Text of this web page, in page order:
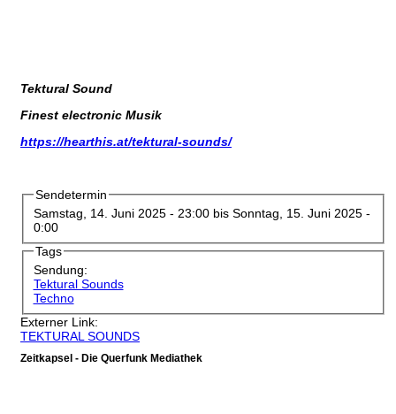
Tektural Sound
Finest electronic Musik
https://hearthis.at/tektural-sounds/
Sendetermin
Samstag, 14. Juni 2025 - 23:00bis Sonntag, 15. Juni 2025 -
0:00
Tags
Sendung:
Tektural Sounds
Techno
Externer Link:
TEKTURAL SOUNDS
Zeitkapsel - Die Querfunk Mediathek